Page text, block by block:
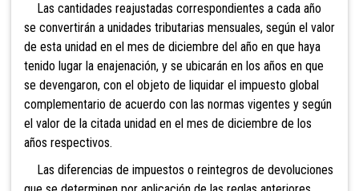
Las cantidades reajustadas correspondientes a cada año
se convertirán a unidades tributarias mensuales, según el valor
de esta unidad en el mes de diciembre del año en que haya
tenido lugar la enajenación, y se ubicarán en los años en que
se devengaron, con el objeto de liquidar el impuesto global
complementario de acuerdo con las normas vigentes y según
el valor de la citada unidad en el mes de diciembre de los
años respectivos.
Las diferencias de impuestos o reintegros de devoluciones